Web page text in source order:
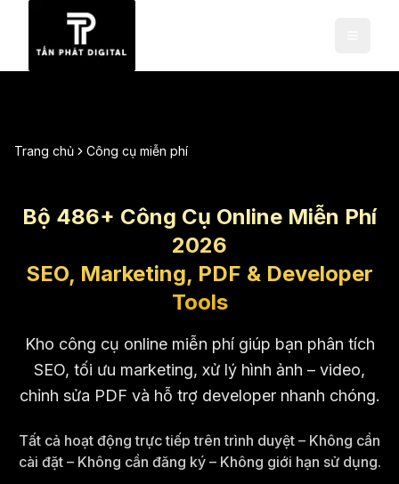
Trang chủ Công cụ miễn phí
Bộ 486+ Công Cụ Online Miễn Phí
2026
SEO, Marketing, PDF & Developer
Tools
Kho công cụ online miễn phí giúp bạn phân tích
SEO, tối ưu marketing, xử lý hình ảnh – video,
chỉnh sửa PDF và hỗ trợ developer nhanh chóng.
Tất cả hoạt động trực tiếp trên trình duyệt – Không cần
cài đặt – Không cần đăng ký – Không giới hạn sử dụng.